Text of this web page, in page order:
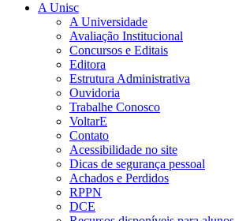
A Unisc
A Universidade
Avaliação Institucional
Concursos e Editais
Editora
Estrutura Administrativa
Ouvidoria
Trabalhe Conosco
VoltarE
Contato
Acessibilidade no site
Dicas de segurança pessoal
Achados e Perdidos
RPPN
DCE